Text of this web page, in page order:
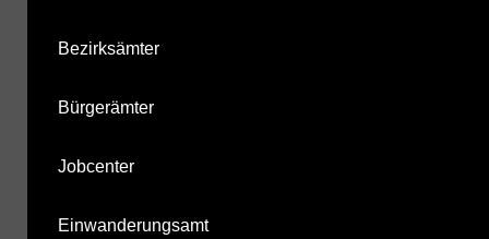
Bezirksämter
Bürgerämter
Jobcenter
Einwanderungsamt